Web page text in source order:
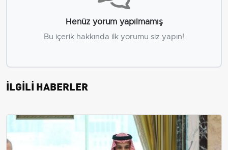
Henüz yorum yapılmamış
Bu içerik hakkında ilk yorumu siz yapın!
İLGİLİ HABERLER